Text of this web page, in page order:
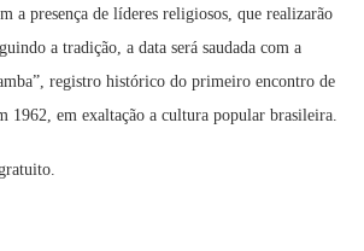
a presença de líderes religiosos, que realizarão
a tradição, a data será saudada com a
registro histórico do primeiro encontro de
1962, em exaltação a cultura popular brasileira.